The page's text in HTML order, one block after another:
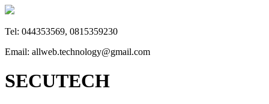
Tel: 044353569, 0815359230
Email: allweb.technology@gmail.com
SECUTECH